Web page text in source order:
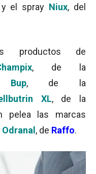
el spray Niux, del
de
, de la
Bup, de la
XL, de la
pelea las marcas
Odranal , de Raffo.